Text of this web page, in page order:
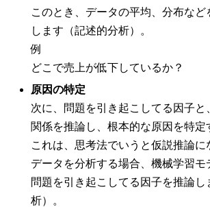
このとき、データの平均、分布など
します（記述的分析）。
例
どこで売上が低下しているか？
原因の特定
次に、問題を引き起こしてる因子と
関係を推論し、根本的な原因を特定
これは、思考法でいうと仮説推論に
データを分析する場合、機械学習モ
問題を引き起こしてる因子を推論し
析）。